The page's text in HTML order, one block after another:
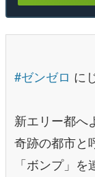
#ゼンゼロ に
新エリー都へ
奇跡の都市と
「ボンプ」